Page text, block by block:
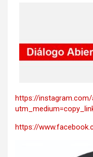
https://
https://